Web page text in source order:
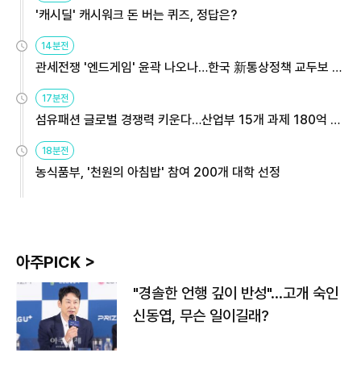
'캐시딜' 캐시워크 돈 버는 퀴즈, 정답은?
14분전
관세전쟁 '엔드게임' 윤곽 나오나…한국 新통상정책 교두보 활
17분전
섬유패션 글로벌 경쟁력 키운다…산업부 15개 과제 180억 지
18분전
농식품부, '천원의 아침밥' 참여 200개 대학 선정
아주PICK >
"경솔한 언행 깊이 반성"…고개 숙인
신동엽, 무슨 일이길래?